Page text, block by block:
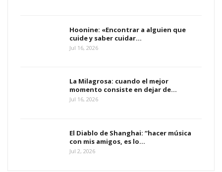
Hoonine: «Encontrar a alguien que
cuide y saber cuidar…
Jul 16, 2026
La Milagrosa: cuando el mejor
momento consiste en dejar de…
Jul 16, 2026
El Diablo de Shanghai: “hacer música
con mis amigos, es lo…
Jul 2, 2026